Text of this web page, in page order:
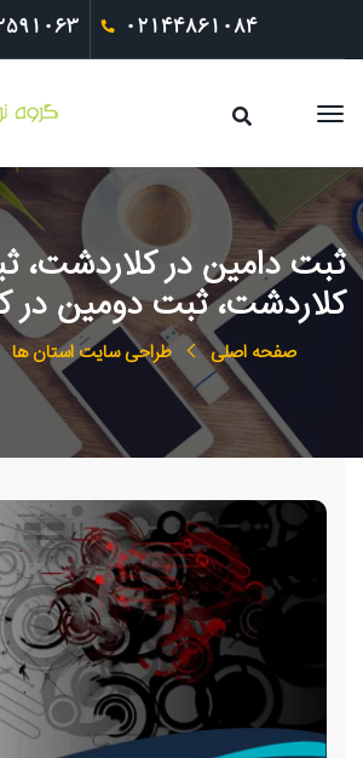
02144861084
ثبت دامین در کلاردشت،
کلاردشت، ثبت دومین در
صفحه اصلی طراحی سایت استان ها